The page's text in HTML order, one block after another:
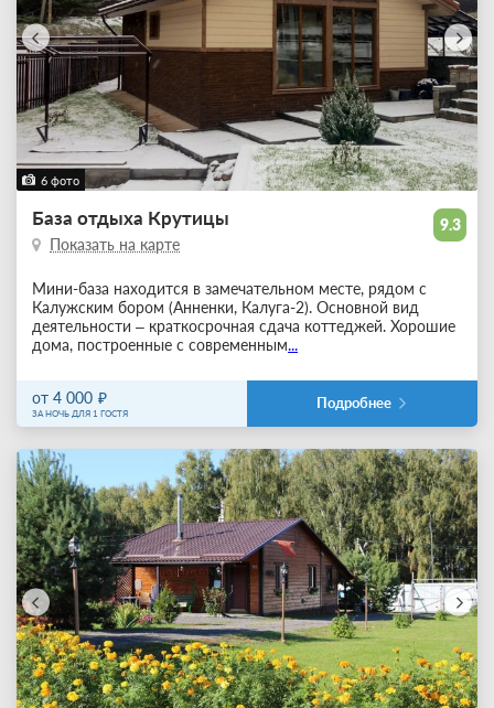
6 фото
9.3
База отдыха Крутицы
Показать на карте
Мини-база находится в замечательном месте, рядом с
Калужским бором (Анненки, Калуга-2). Основной вид
деятельности – краткосрочная сдача коттеджей. Хорошие
дома, построенные с современным...
от 4 000
ЗА НОЧЬ ДЛЯ 1 ГОСТЯ
Подробнее